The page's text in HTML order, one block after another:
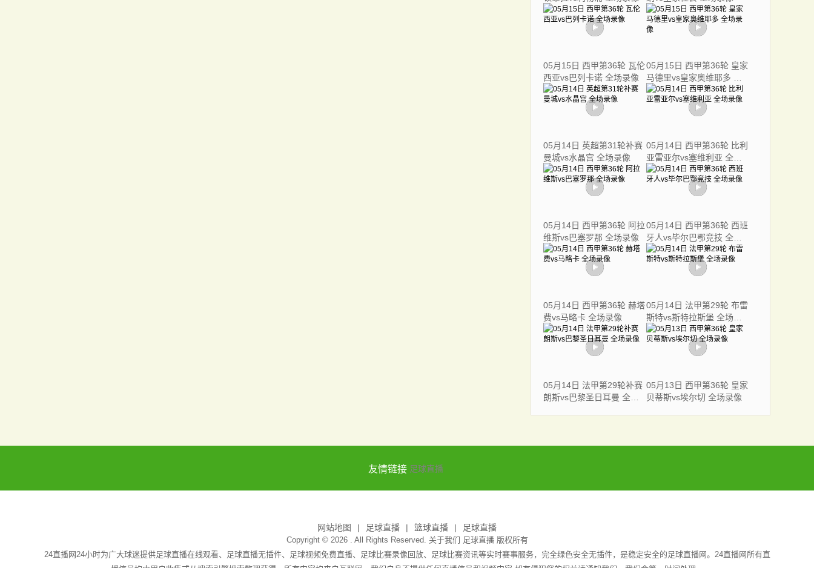
05月15日 西甲第36轮 瓦伦
西亚vs巴列卡诺 全场录像
05月15日 西甲第36轮 皇家
马德里vs皇家奥维耶多 全
场录像
05月14日 英超第31轮补赛
曼城vs水晶宫 全场录像
05月14日 西甲第36轮 比利
亚雷亚尔vs塞维利亚 全场
录像
05月14日 西甲第36轮 阿拉
维斯vs巴塞罗那 全场录像
05月14日 西甲第36轮 西班
牙人vs毕尔巴鄂竞技 全场
录像
05月14日 西甲第36轮 赫塔
费vs马略卡 全场录像
05月14日 法甲第29轮 布雷
斯特vs斯特拉斯堡 全场录
像
05月14日 法甲第29轮补赛
朗斯vs巴黎圣日耳曼 全场
05月13日 西甲第36轮 皇家
贝蒂斯vs埃尔切 全场录像
友情链接 足球直播
网站地图 足球直播 篮球直播 足球直播
Copyright © 2026 . All Rights Reserved. 关于我们 足球直播版权所有
24直播网24小时为广大球迷提供足球直播在线观看、足球直播无插件、足球视频免费直播、足球比赛录像回放、足球比赛资讯等实时赛事服务，完全绿色安全无插件，是稳定安全的足球直播网。24直播网所有直